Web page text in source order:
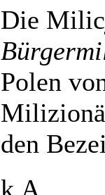
Die
Polen
den
k.A.